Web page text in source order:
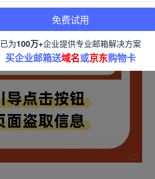
免费试用
已为100万+企业提供专业邮箱解决方案
买企业邮箱送域名或京东购物卡